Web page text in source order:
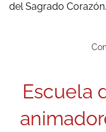
del Sagrado Corazón.
Escuela